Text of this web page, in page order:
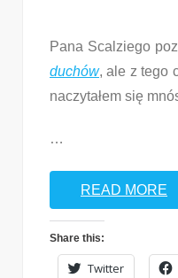
Pana Scalziego
duchów, ale z tego
naczytałem się
…
READ MORE
Share this:
Twitter